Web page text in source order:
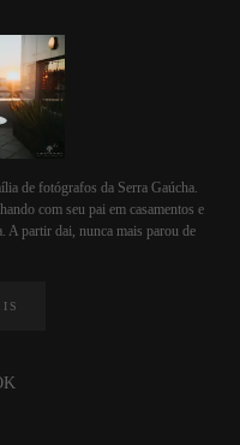
de fotógrafos da Serra Gaúcha.
com seu pai em casamentos e
A partir dai, nunca mais parou de